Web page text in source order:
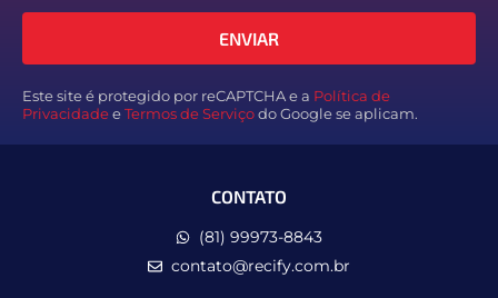
ENVIAR
Este site é protegido por reCAPTCHA e a Política de
Privacidade e Termos de Serviço do Google se aplicam.
CONTATO
(81) 99973-8843
contato@recify.com.br